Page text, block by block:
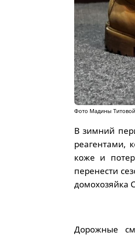
Фото Мадины Титовой
В зимний
реагентами,
коже и
перенести
домохозяйка
Дорожные